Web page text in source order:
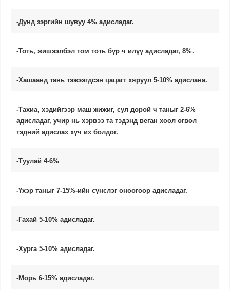
-Дунд зэргийн шувуу 4% адисладаг.
-Тоть, жишээлбэл том тоть бүр ч илүү адисладаг, 8%.
-Хашаанд тань тэжээгдсэн цацагт хяруул 5-10% адислана.
-Тахиа, хэдийгээр маш жижиг, сул дорой ч таныг 2-6%
адисладаг, учир нь хэрвээ та тэдэнд веган хоол өгвөл
тэдний адислах хүч их болдог.
-Туулай 4-6%
-Үхэр таныг 7-15%-ийн сүнслэг оноогоор адисладаг.
-Гахай 5-10% адисладаг.
-Хурга 5-10% адисладаг.
-Морь 6-15% адисладаг.